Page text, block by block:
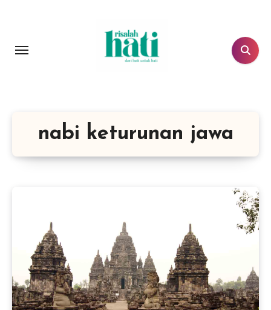
nabi keturunan jawa